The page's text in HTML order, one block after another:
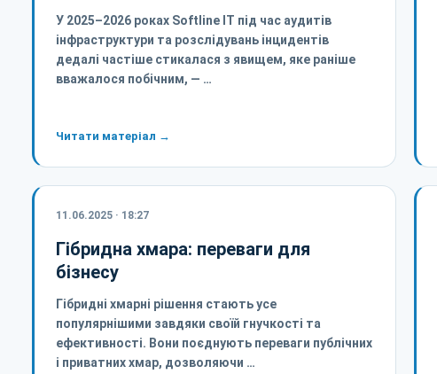
У 2025–2026 роках Softline IT під час аудитів
інфраструктури та розслідувань інцидентів
дедалі частіше стикалася з явищем, яке раніше
вважалося побічним, — …
Читати матеріал →
11.06.2025 · 18:27
Гібридна хмара: переваги для
бізнесу
Гібридні хмарні рішення стають усе
популярнішими завдяки своїй гнучкості та
ефективності. Вони поєднують переваги публічних
і приватних хмар, дозволяючи …